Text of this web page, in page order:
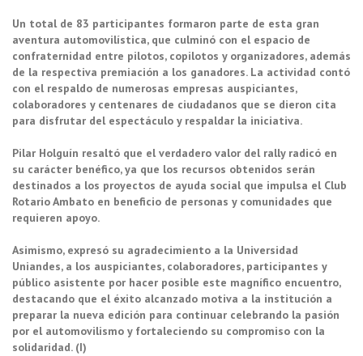
Un total de 83 participantes formaron parte de esta gran
aventura automovilística, que culminó con el espacio de
confraternidad entre pilotos, copilotos y organizadores, además
de la respectiva premiación a los ganadores. La actividad contó
con el respaldo de numerosas empresas auspiciantes,
colaboradores y centenares de ciudadanos que se dieron cita
para disfrutar del espectáculo y respaldar la iniciativa.
Pilar Holguín resaltó que el verdadero valor del rally radicó en
su carácter benéfico, ya que los recursos obtenidos serán
destinados a los proyectos de ayuda social que impulsa el Club
Rotario Ambato en beneficio de personas y comunidades que
requieren apoyo.
Asimismo, expresó su agradecimiento a la Universidad
Uniandes, a los auspiciantes, colaboradores, participantes y
público asistente por hacer posible este magnífico encuentro,
destacando que el éxito alcanzado motiva a la institución a
preparar la nueva edición para continuar celebrando la pasión
por el automovilismo y fortaleciendo su compromiso con la
solidaridad. (I)